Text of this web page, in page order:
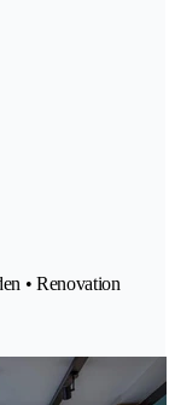
• Renovation